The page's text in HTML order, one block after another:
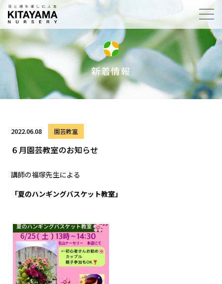
新着情報
2022.06.08 園芸教室
６月園芸教室のお知らせ
講師の福塚先生による
「夏のハンギングバスケット教室」